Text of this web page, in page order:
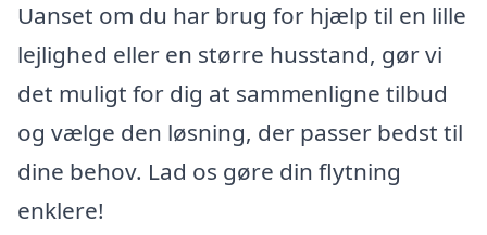
Uanset om du har brug for hjælp til en lille
lejlighed eller en større husstand, gør vi
det muligt for dig at sammenligne tilbud
og vælge den løsning, der passer bedst til
dine behov. Lad os gøre din flytning
enklere!